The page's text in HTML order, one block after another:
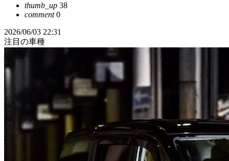
thumb_up 38
comment0
2026/06/03 22:31
注目の車種